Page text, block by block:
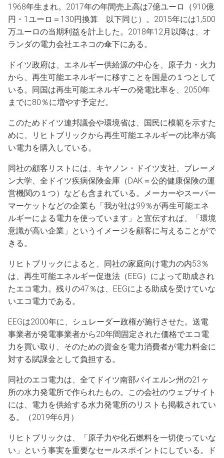
1968年生まれ。2017年の年間売上高は7億ユーロ（910億
円・1ユーロ＝130円換算 以下同じ）。2015年には1,500
万ユーロの当期利益を計上した。2018年12月以降は、オ
ランダの電力会社エネコの傘下にある。
ドイツ政府は、エネルギー供給源の中心を、原子力・火力
から、再生可能エネルギーに移すことを国是の１つとして
いる。同国は再生可能エネルギーの発電比率を、2050年
までに80％に増やす予定だ。
このためドイツ連邦議会や環境省は、国民に模範を示すた
めに、リヒトブリックから再生可能エネルギーの比率が高
い電力を購入している。
同社の顧客リストには、キヤノン・ドイツ支社、ブレーメ
ン大学、全ドイツ疾病保険金庫（DAK＝公的健康保険の運
営機関の１つ）なども含まれている。メーカーやスーパー
マーケットなどの企業も「我が社は99％が再生可能エネ
ルギーによる電力を使っています」と宣伝すれば、「環境
意識が高い企業」というイメージを顧客に与えることがで
きる。
リヒトブリックによると、同社の家庭向け電力の内53％
は、再生可能エネルギー促進法（EEG）によって助成され
たエコ電力。残りの47％は、EEGによる助成を受けていな
いエコ電力である。
EEGは2000年に、シュレーダー政権が施行させた。送電
事業者が発電事業者から20年間固定された価格でエコ電
力を買い取り、そのための資金を電力消費者が電力料金に
対する賦課金として負担する。
同社のエコ電力は、全てドイツ南部バイエルン州の21ヶ
所の水力発電所で作られたもの。この会社のウェブサイト
には、電力を供給する水力発電所のリストも掲載されてい
る。（2019年6月）
リヒトブリックは、「原子力や化石燃料を一切使っていな
い」という事実を重要なセールスポイントにしている。ド